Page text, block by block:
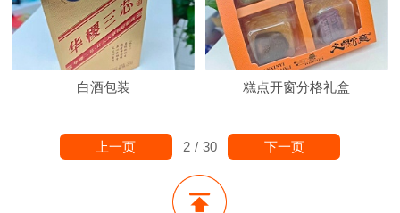
白酒包装 糕点开窗分格礼盒
2 / 30
上一页 下一页